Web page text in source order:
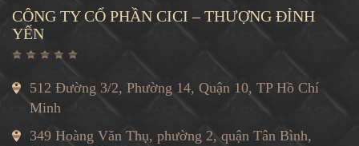
CÔNG TY CỔ PHẦN CICI – THƯỢNG ĐỈNH
YẾN
512 Đường 3/2, Phường 14, Quận 10, TP Hồ Chí
Minh
349 Hoàng Văn Thụ, phường 2, quận Tân Bình,